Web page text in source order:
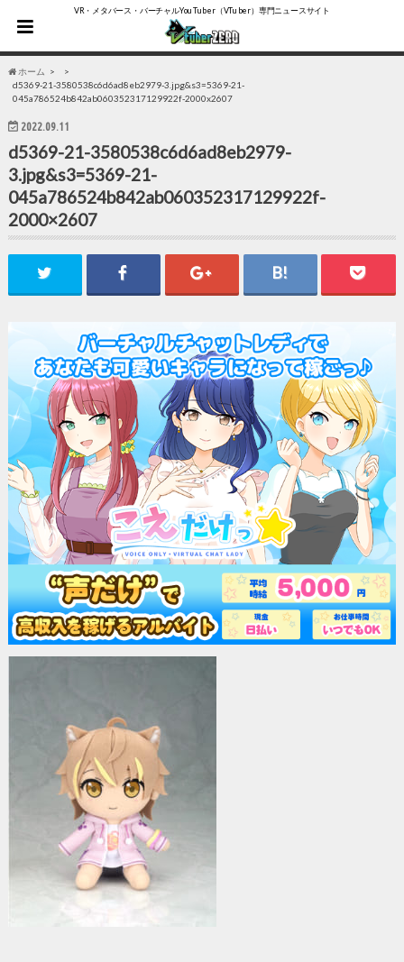
VR・メタバース・バーチャルYouTuber（VTuber）専門ニュースサイト
ホーム
d5369-21-3580538c6d6ad8eb2979-3.jpg&s3=5369-21-
045a786524b842ab060352317129922f-2000x2607
2022.09.11
d5369-21-3580538c6d6ad8eb2979-
3.jpg&s3=5369-21-
045a786524b842ab060352317129922f-
2000×2607